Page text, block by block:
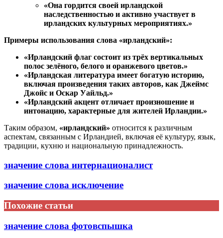
«Она гордится своей ирландской
наследственностью и активно участвует в
ирландских культурных мероприятиях.»
Примеры использования слова «ирландский»:
«Ирландский флаг состоит из трёх вертикальных
полос зелёного, белого и оранжевого цветов.»
«Ирландская литература имеет богатую историю,
включая произведения таких авторов, как Джеймс
Джойс и Оскар Уайльд.»
«Ирландский акцент отличает произношение и
интонацию, характерные для жителей Ирландии.»
Таким образом, «ирландский» относится к различным
аспектам, связанным с Ирландией, включая её культуру, язык,
традиции, кухню и национальную принадлежность.
значение слова интернационалист
значение слова исключение
Похожие статьи
значение слова фотовспышка